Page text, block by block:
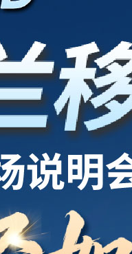
澳洲
加拿大
亚洲
海房
开户
安家